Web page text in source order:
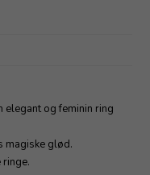
elegant og feminin ring
magiske glød.
ringe.